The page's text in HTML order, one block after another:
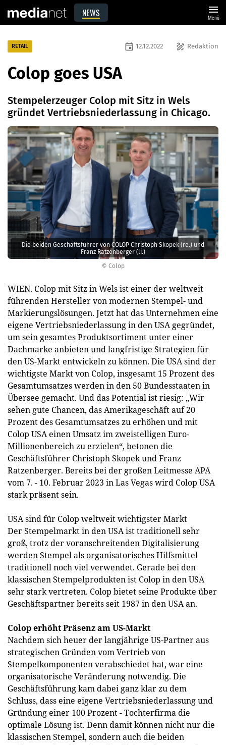
NEWS menu
Menü
© Colop
Die beiden Geschäftsführer von COLOP Christoph Skopek (re.) und
Franz Ratzenberger (li.)
RETAIL draw Redaktion
event 12.12.2022
Colop goes USA
Stempelerzeuger Colop mit Sitz in Wels
gründet Vertriebsniederlassung in Chicago.
WIEN. Colop mit Sitz in Wels ist einer der weltweit
führenden Hersteller von modernen Stempel- und
Markierungslösungen. Jetzt hat das Unternehmen eine
eigene Vertriebsniederlassung in den USA gegründet,
um sein gesamtes Produktsortiment unter einer
Dachmarke anbieten und langfristige Strategien für
den US-Markt entwickeln zu können. Die USA sind der
wichtigste Markt von Colop, insgesamt 15 Prozent des
Gesamtumsatzes werden in den 50 Bundesstaaten in
Übersee gemacht. Und das Potential ist riesig: „Wir
sehen gute Chancen, das Amerikageschäft auf 20
Prozent des Gesamtumsatzes zu erhöhen und mit
Colop USA einen Umsatz im zweistelligen Euro-
Millionenbereich zu erzielen“, betonen die
Geschäftsführer Christoph Skopek und Franz
Ratzenberger. Bereits bei der großen Leitmesse APA
vom 7. - 10. Februar 2023 in Las Vegas wird Colop USA
stark präsent sein.
USA sind für Colop weltweit wichtigster Markt
Der Stempelmarkt in den USA ist traditionell sehr
groß, trotz der voranschreitenden Digitalisierung
werden Stempel als organisatorisches Hilfsmittel
traditionell noch viel verwendet. Gerade bei den
klassischen Stempelprodukten ist Colop in den USA
sehr stark vertreten. Colop bietet seine Produkte über
Geschäftspartner bereits seit 1987 in den USA an.
Colop erhöht Präsenz am US-Markt
Nachdem sich heuer der langjährige US-Partner aus
strategischen Gründen vom Vertrieb von
Stempelkomponenten verabschiedet hat, war eine
organisatorische Veränderung notwendig. Die
Geschäftsführung kam dabei ganz klar zu dem
Schluss, dass eine eigene Vertriebsniederlassung und
Gründung einer 100 Prozent - Tochterfirma die
optimale Lösung ist. Denn damit können nicht nur die
klassischen Stempel, sondern auch die beiden